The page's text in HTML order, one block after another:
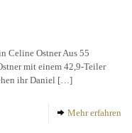
Celine Ostner Aus 55
mit einem 42,9-Teiler
ihr Daniel […]
Mehr erfahren